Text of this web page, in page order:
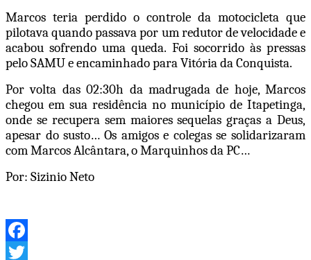
Marcos teria perdido o controle da motocicleta que
pilotava quando passava por um redutor de velocidade e
acabou sofrendo uma queda. Foi socorrido às pressas
pelo SAMU e encaminhado para Vitória da Conquista.
Por volta das 02:30h da madrugada de hoje, Marcos
chegou em sua residência no município de Itapetinga,
onde se recupera sem maiores sequelas graças a Deus,
apesar do susto… Os amigos e colegas se solidarizaram
com Marcos Alcântara, o Marquinhos da PC…
Por: Sizinio Neto
Facebook